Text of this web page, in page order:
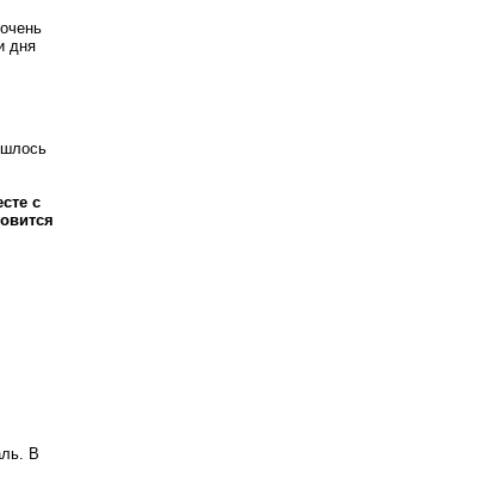
дня
с
В